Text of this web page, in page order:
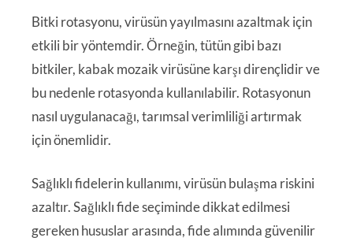
Bitki rotasyonu, virüsün yayılmasını azaltmak için
etkili bir yöntemdir. Örneğin, tütün gibi bazı
bitkiler, kabak mozaik virüsüne karşı dirençlidir ve
bu nedenle rotasyonda kullanılabilir. Rotasyonun
nasıl uygulanacağı, tarımsal verimliliği artırmak
için önemlidir.
Sağlıklı fidelerin kullanımı, virüsün bulaşma riskini
azaltır. Sağlıklı fide seçiminde dikkat edilmesi
gereken hususlar arasında, fide alımında güvenilir